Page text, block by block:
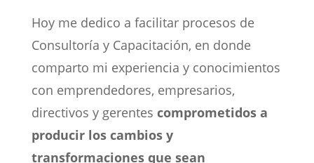
Hoy me dedico a facilitar procesos de
Consultoría y Capacitación, en donde
comparto mi experiencia y conocimientos
con emprendedores, empresarios,
directivos y gerentes comprometidos a
producir los cambios y
transformaciones que sean